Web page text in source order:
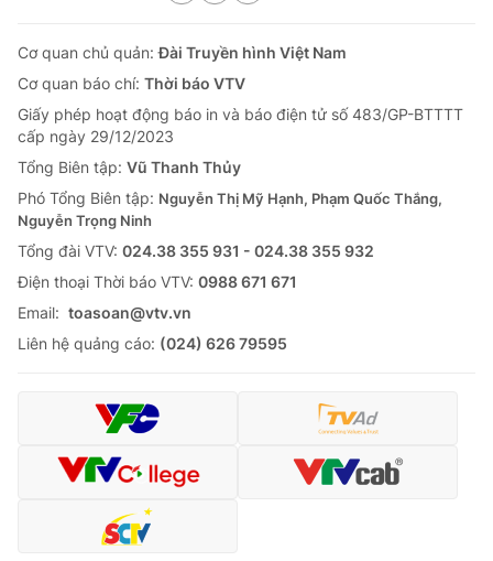
Cơ quan chủ quản:Đài Truyền hình Việt Nam
Cơ quan báo chí: Thời báo VTV
Giấy phép hoạt động báo in và báo điện tử số 483/GP-BTTTT
cấp ngày 29/12/2023
Tổng Biên tập: Vũ Thanh Thủy
Phó Tổng Biên tập: Nguyễn Thị Mỹ Hạnh, Phạm Quốc Thắng,
Nguyễn Trọng Ninh
Tổng đài VTV: 024.38 355 931 - 024.38 355 932
Ðiện thoại Thời báo VTV: 0988 671 671
Email: toasoan@vtv.vn
Liên hệ quảng cáo: (024) 626 79595